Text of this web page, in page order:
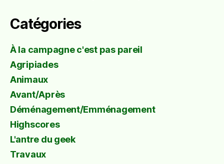
Catégories
À la campagne c'est pas pareil
Agripiades
Animaux
Avant/Après
Déménagement/Emménagement
Highscores
L'antre du geek
Travaux